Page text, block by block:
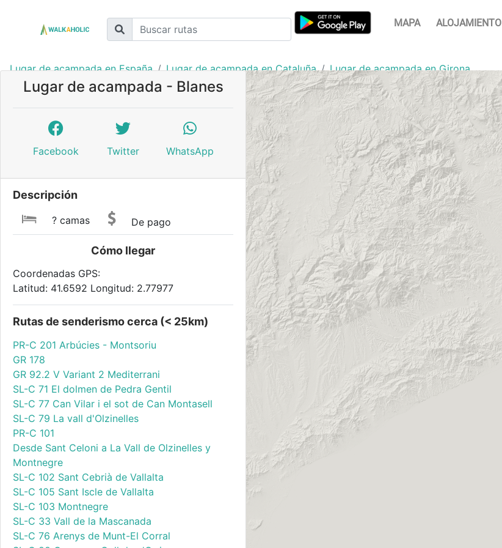
MAPA ALOJAMIENTO
Lugar de acampada en España Lugar de acampada en Cataluña Lugar de acampada en Girona
Lugar de acampada - Blanes
Facebook Twitter WhatsApp
Descripción
? camas De pago
Cómo llegar
Coordenadas GPS:
Latitud: 41.6592 Longitud: 2.77977
Rutas de senderismo cerca (< 25km)
PR-C 201 Arbúcies - Montsoriu
GR 178
GR 92.2 V Variant 2 Mediterrani
SL-C 71 El dolmen de Pedra Gentil
SL-C 77 Can Vilar i el sot de Can Montasell
SL-C 79 La vall d'Olzinelles
PR-C 101
Desde Sant Celoni a La Vall de Olzinelles y
Montnegre
SL-C 102 Sant Cebrià de Vallalta
SL-C 105 Sant Iscle de Vallalta
SL-C 103 Montnegre
SL-C 33 Vall de la Mascanada
SL-C 76 Arenys de Munt-El Corral